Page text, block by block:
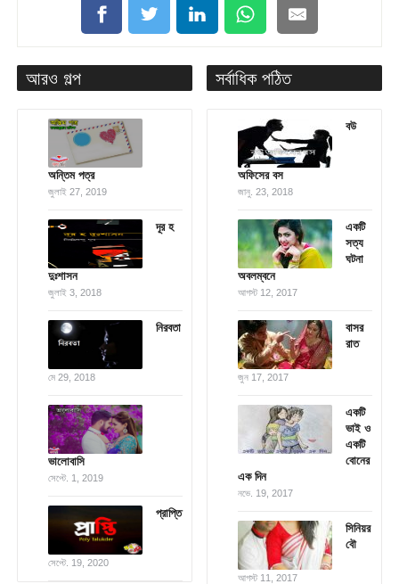
আরও গল্প
অন্তিম পত্র
জুলাই 27, 2019
দূর হ
দুঃশাসন
জুলাই 3, 2018
নিরবতা
মে 29, 2018
ভালোবাসি
সেপ্টে. 1, 2019
প্রাপ্তি
সেপ্টে. 19, 2020
সর্বাধিক পঠিত
বউ
অফিসের বস
জানু. 23, 2018
একটি
সত্য
ঘটনা
অবলম্বনে
আগস্ট 12, 2017
বাসর
রাত
জুন 17, 2017
একটি
ভাই ও
একটি
বোনের
এক দিন
নভে. 19, 2017
সিনিয়র
বৌ
আগস্ট 11, 2017